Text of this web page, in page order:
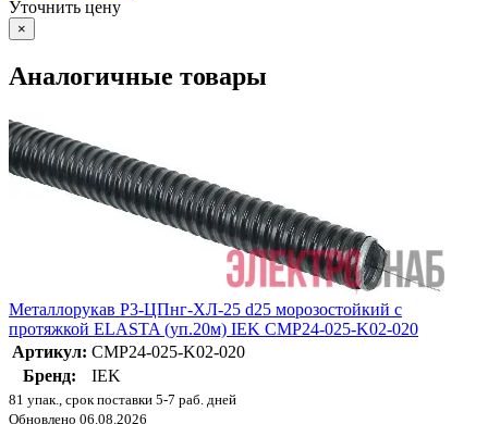
Уточнить цену
×
Аналогичные товары
Металлорукав Р3-ЦПнг-ХЛ-25 d25 морозостойкий с
протяжкой ELASTA (уп.20м) IEK CMP24-025-K02-020
Артикул: CMP24-025-K02-020
Бренд:
IEK
81 упак., срок поставки 5-7 раб. дней
Обновлено 06.08.2026